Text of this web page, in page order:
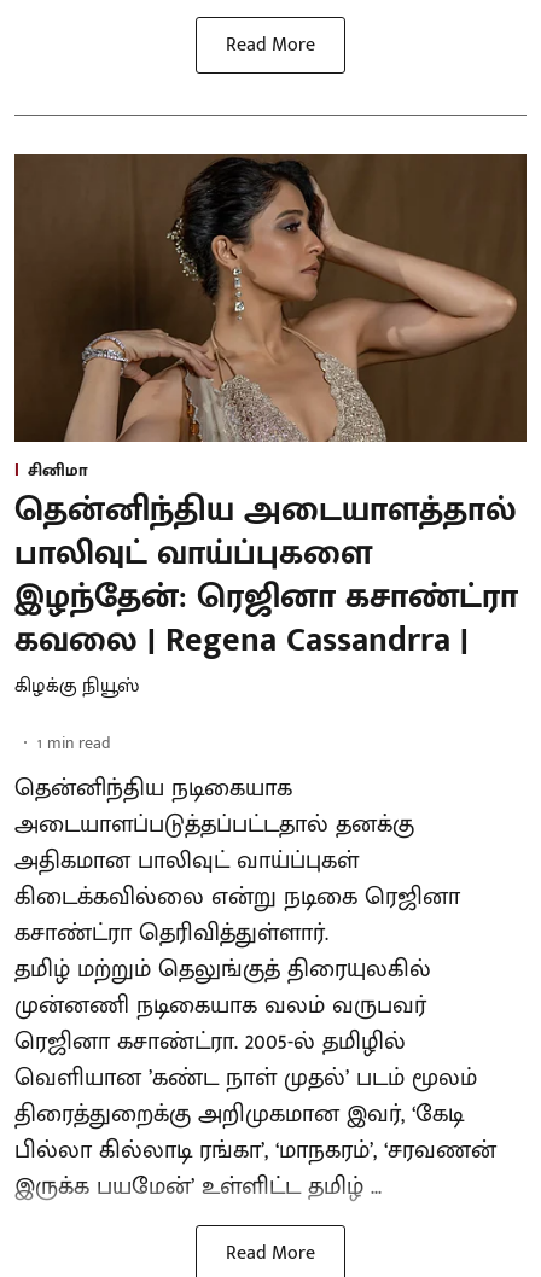
Read More
சினிமா
தென்னிந்திய அடையாளத்தால்
பாலிவுட் வாய்ப்புகளை
இழந்தேன்: ரெஜினா கசாண்ட்ரா
கவலை | Regena Cassandrra |
கிழக்கு நியூஸ்
1 min read
தென்னிந்திய நடிகையாக
அடையாளப்படுத்தப்பட்டதால் தனக்கு
அதிகமான பாலிவுட் வாய்ப்புகள்
கிடைக்கவில்லை என்று நடிகை ரெஜினா
கசாண்ட்ரா தெரிவித்துள்ளார்.
தமிழ் மற்றும் தெலுங்குத் திரையுலகில்
முன்னணி நடிகையாக வலம் வருபவர்
ரெஜினா கசாண்ட்ரா. 2005-ல் தமிழில்
வெளியான ’கண்ட நாள் முதல்’ படம் மூலம்
திரைத்துறைக்கு அறிமுகமான இவர், ‘கேடி
பில்லா கில்லாடி ரங்கா’, ‘மாநகரம்’, ‘சரவணன்
இருக்க பயமேன்’ உள்ளிட்ட தமிழ் ...
Read More